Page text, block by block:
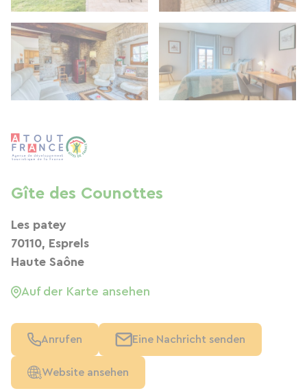
Gîte des Counottes
Les patey
70110, Esprels
Haute Saône
Auf der Karte ansehen
Anrufen Eine Nachricht senden
Website ansehen